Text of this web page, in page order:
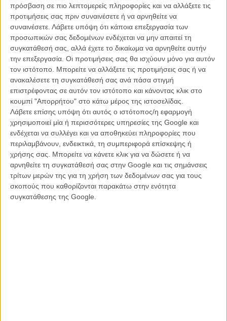
πρόσβαση σε πιο λεπτομερείς πληροφορίες και να αλλάξετε τις
προτιμήσεις σας πριν συναινέσετε ή να αρνηθείτε να
συναινέσετε. Λάβετε υπόψη ότι κάποια επεξεργασία των
προσωπικών σας δεδομένων ενδέχεται να μην απαιτεί τη
συγκατάθεσή σας, αλλά έχετε το δικαίωμα να αρνηθείτε αυτήν
την επεξεργασία. Οι προτιμήσεις σας θα ισχύουν μόνο για αυτόν
τον ιστότοπο. Μπορείτε να αλλάξετε τις προτιμήσεις σας ή να
ανακαλέσετε τη συγκατάθεσή σας ανά πάσα στιγμή
επιστρέφοντας σε αυτόν τον ιστότοπο και κάνοντας κλικ στο
κουμπί "Απορρήτου" στο κάτω μέρος της ιστοσελίδας.
Λάβετε επίσης υπόψη ότι αυτός ο ιστότοπος/η εφαρμογή
χρησιμοποιεί μία ή περισσότερες υπηρεσίες της Google και
ενδέχεται να συλλέγει και να αποθηκεύει πληροφορίες που
περιλαμβάνουν, ενδεικτικά, τη συμπεριφορά επίσκεψης ή
χρήσης σας. Μπορείτε να κάνετε κλικ για να δώσετε ή να
αρνηθείτε τη συγκατάθεσή σας στην Google και τις σημάνσεις
τρίτων μερών της για τη χρήση των δεδομένων σας για τους
σκοπούς που καθορίζονται παρακάτω στην ενότητα
συγκατάθεσης της Google.
Σκηνή από το «The Hunger Games»
Αντικαθεστωτικοί σε όλη την Ταϊλάνδη έχουν καλέσει το λαό να
σηκώνουν τα τρία δάχτυλα, τρεις φορές την ημέρα για τριάντα
δευτερόλεπτα σε μέρη όπου δεν υπάρχει αστυνομία ή παρουσία
στρατού, θέλοντας με αυτόν τον τρόπο να εκφράσουν την αντίθεσή
τους στο πραξικόπημα και να ενώσουν τις φιμωμένες φωνές των
διαδηλωτών που σε περίπτωση που θεωρηθεί ότι οργανώνουν
συγκέντρωση, απειλούνται με σύλληψεις.